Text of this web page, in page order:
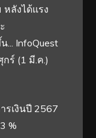
ลังได้แรง
... InfoQuest
ร์ (1 มี.ค.)
รเงินปี 2567
%